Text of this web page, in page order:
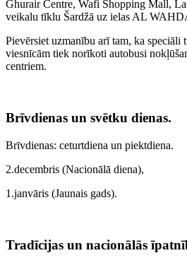
Ghurair Centre, Wafi Shopping Mall,
veikalu tīklu Šardžā uz ielas AL
Pievērsiet uzmanību arī tam, ka speciāli
viesnīcām tiek norīkoti autobusi
centriem.
Brīvdienas un svētku dienas.
Brīvdienas: ceturtdiena un piektdiena.
2.decembris (Nacionālā diena),
1.janvāris (Jaunais gads).
Tradīcijas un nacionālās